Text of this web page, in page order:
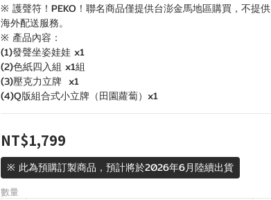
※ 護聲符！PEKO！聯名商品僅提供台澎金馬地區購買，不提供
海外配送服務。
※ 產品內容：
(1)發聲坐姿娃娃 x1
(2)色紙四入組 x1組
(3)壓克力立牌  x1
(4)Q版組合式小立牌（田園蘿蔔）x1
NT$1,799
※ 此為預購訂製商品，預計將於2026年6月陸續出貨
數量